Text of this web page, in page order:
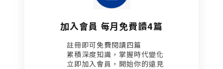
加入會員 每月免費讀4篇
註冊即可免費閱讀四篇​
累積深度知識，掌握時代變化​
立即加入會員，開始你的遠見